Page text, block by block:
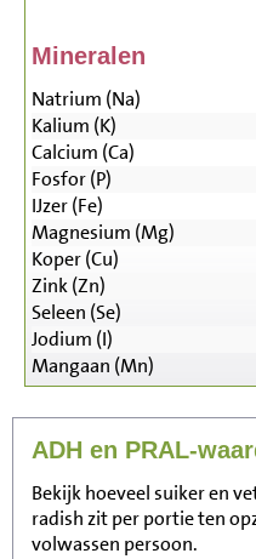
Mineralen
Natrium (Na)
Kalium (K)
Calcium (Ca)
Fosfor (P)
IJzer (Fe)
Magnesium (Mg)
Koper (Cu)
Zink (Zn)
Seleen (Se)
Jodium (I)
Mangaan (Mn)
ADH en PRAL-
Bekijk hoeveel suiker en
radish zit per portie ten
volwassen persoon.